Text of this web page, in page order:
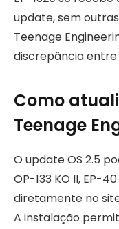
update, sem
Teenage
discrepância
Como
Teenage
O update OS 2.5
OP-133 KO II, EP-
diretamente no
A instalação